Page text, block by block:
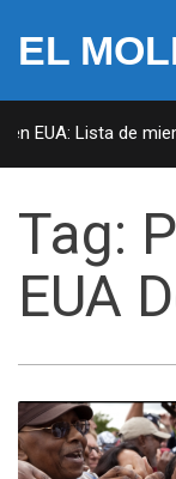
EL
EUA: Lista de
Tag:
EUA